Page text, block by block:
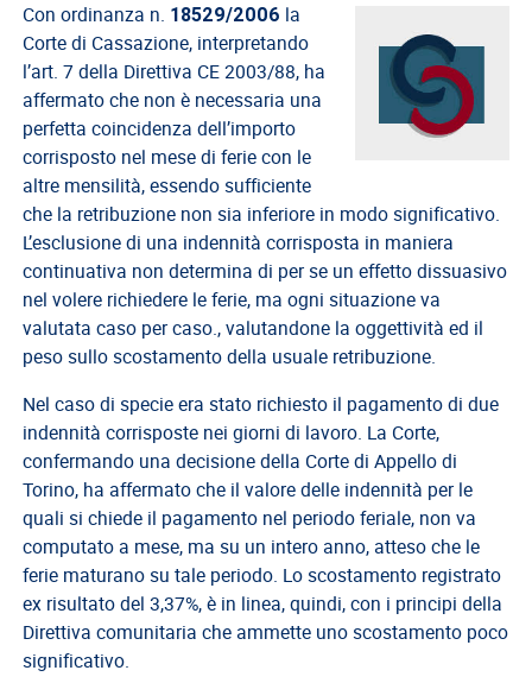
Norme
e
Regolamenti
ANCL
Direttivo
Ancl
ENPACL
Previdenza
Enpacl
A.S.G.C.D.L.
Direttivo
A.S.G.C.D.L.
Documenti
ASGCDL
TIROCINANTI
Tirocinanti
Banca
Tirocinanti
Con ordinanza n. 18529/2006 la
Corte di Cassazione, interpretando
l’art. 7 della Direttiva CE 2003/88, ha
affermato che non è necessaria una
perfetta coincidenza dell’importo
corrisposto nel mese di ferie con le
altre mensilità, essendo sufficiente
che la retribuzione non sia inferiore in modo significativo.
L’esclusione di una indennità corrisposta in maniera
continuativa non determina di per se un effetto dissuasivo
nel volere richiedere le ferie, ma ogni situazione va
valutata caso per caso., valutandone la oggettività ed il
peso sullo scostamento della usuale retribuzione.
Nel caso di specie era stato richiesto il pagamento di due
indennità corrisposte nei giorni di lavoro. La Corte,
confermando una decisione della Corte di Appello di
Torino, ha affermato che il valore delle indennità per le
quali si chiede il pagamento nel periodo feriale, non va
computato a mese, ma su un intero anno, atteso che le
ferie maturano su tale periodo. Lo scostamento registrato
ex risultato del 3,37%, è in linea, quindi, con i principi della
Direttiva comunitaria che ammette uno scostamento poco
significativo.